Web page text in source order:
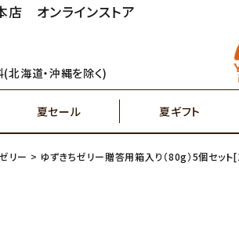
店 オンラインストア
海道・沖縄を除く)
夏セール 夏ギフト
搾り果汁100％
5,000円～
リー ゆずきちゼリー贈答用箱入り（80g）5個セッ